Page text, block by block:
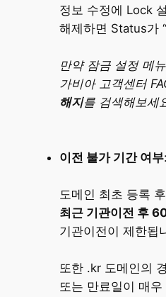
정보 수정에 Lock
해제하면 Status가
만약 잠금 설정 메
가비아 고객센터
해지를 검색해보세
이전 불가 기간 여부:
도메인 최초 등록 후
최근 기관이전 후
기관이전이 제한됩
또한 .kr 도메인의
또는 만료일이 매